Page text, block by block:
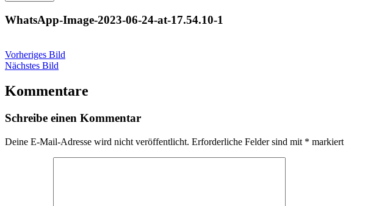
WhatsApp-Image-2023-06-24-at-17.54.10-1
Vorheriges Bild
Nächstes Bild
Kommentare
Schreibe einen Kommentar
Deine E-Mail-Adresse wird nicht veröffentlicht. Erforderliche Felder sind mit * markiert